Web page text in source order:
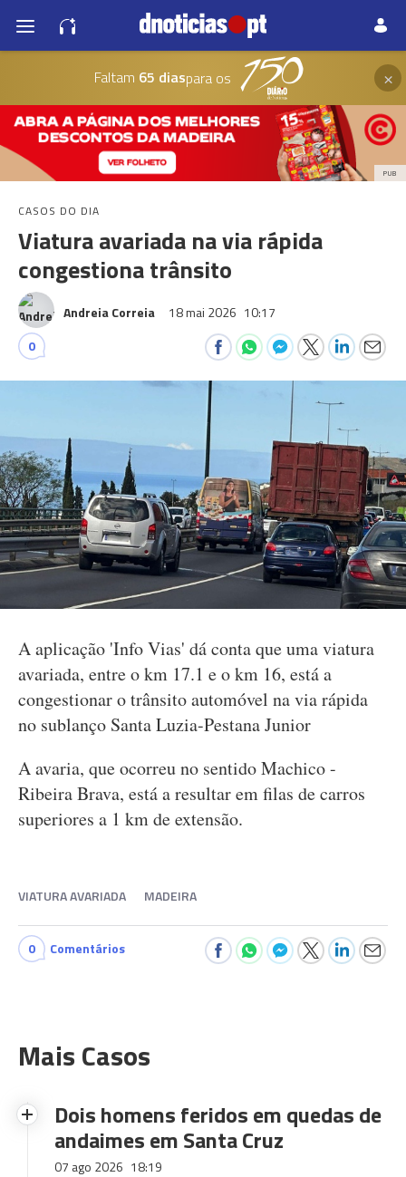
Faltam 65 diaspara os ×
PUB
CASOS DO DIA
Viatura avariada na via rápida
congestiona trânsito
Andreia Correia 18 mai 2026 10:17
0
A aplicação 'Info Vias' dá conta que uma viatura
avariada, entre o km 17.1 e o km 16, está a
congestionar o trânsito automóvel na via rápida
no sublanço Santa Luzia-Pestana Junior
A avaria, que ocorreu no sentido Machico -
Ribeira Brava, está a resultar em filas de carros
superiores a 1 km de extensão.
VIATURA AVARIADA MADEIRA
0 Comentários
Mais Casos
Dois homens feridos em quedas de
andaimes em Santa Cruz
07 ago 2026 18:19